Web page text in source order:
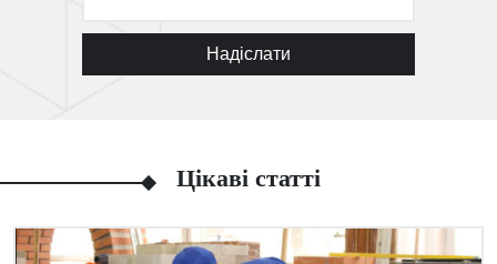
Надіслати
Цікаві статті